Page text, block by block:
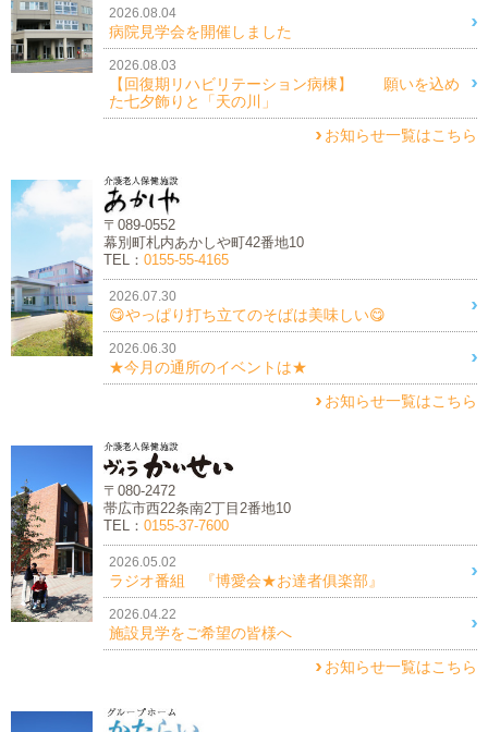
2026.08.04
病院見学会を開催しました
2026.08.03
【回復期リハビリテーション病棟】 願いを込め
た七夕飾りと「天の川」
お知らせ一覧はこちら
〒089-0552
幕別町札内あかしや町42番地10
TEL： 0155-55-4165
2026.07.30
😋やっぱり打ち立てのそばは美味しい😋
2026.06.30
★今月の通所のイベントは★
お知らせ一覧はこちら
〒080-2472
帯広市西22条南2丁目2番地10
TEL： 0155-37-7600
2026.05.02
ラジオ番組 『博愛会★お達者俱楽部』
2026.04.22
施設見学をご希望の皆様へ
お知らせ一覧はこちら